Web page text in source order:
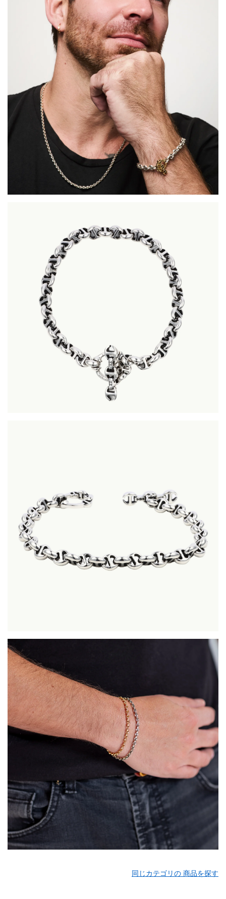
同じカテゴリの 商品を探す